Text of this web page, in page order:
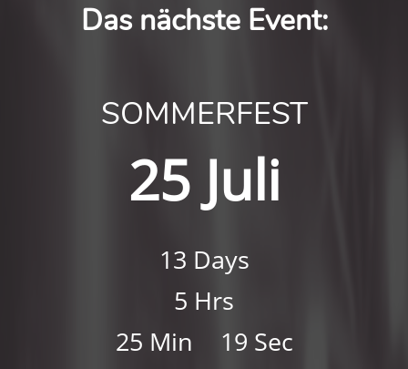
Das nächste Event:
SOMMERFEST
25 Juli
13 Days
5 Hrs
25 Min 19 Sec